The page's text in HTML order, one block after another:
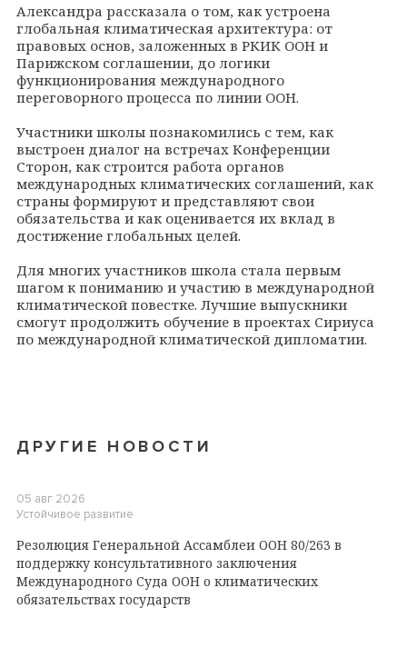
Александра рассказала о том, как устроена
глобальная климатическая архитектура: от
правовых основ, заложенных в РКИК ООН и
Парижском соглашении, до логики
функционирования международного
переговорного процесса по линии ООН.
Участники школы познакомились с тем, как
выстроен диалог на встречах Конференции
Сторон, как строится работа органов
международных климатических соглашений, как
страны формируют и представляют свои
обязательства и как оценивается их вклад в
достижение глобальных целей.
Для многих участников школа стала первым
шагом к пониманию и участию в международной
климатической повестке. Лучшие выпускники
смогут продолжить обучение в проектах Сириуса
по международной климатической дипломатии.
ДРУГИЕ НОВОСТИ
05 авг 2026
Устойчивое развитие
Резолюция Генеральной Ассамблеи ООН 80/263 в
поддержку консультативного заключения
Международного Суда ООН о климатических
обязательствах государств